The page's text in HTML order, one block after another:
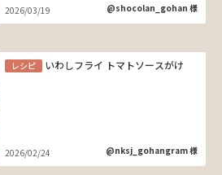
2026/03/19 @shocolan_gohan 様
レシピ いわしフライ トマトソースがけ
2026/02/24 @nksj_gohangram 様